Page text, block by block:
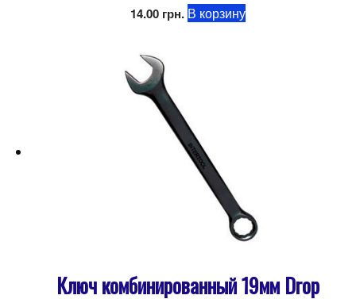
14.00 грн. В корзину
Ключ комбинированный 19мм Drop